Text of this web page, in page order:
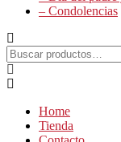
– Condolencias
Buscar
por:
Home
Tienda